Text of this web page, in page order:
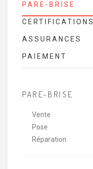
PARE-BRISE
CERTIFICATIONS
ASSURANCES
PAIEMENT
PARE-BRISE
Vente
Pose
Réparation